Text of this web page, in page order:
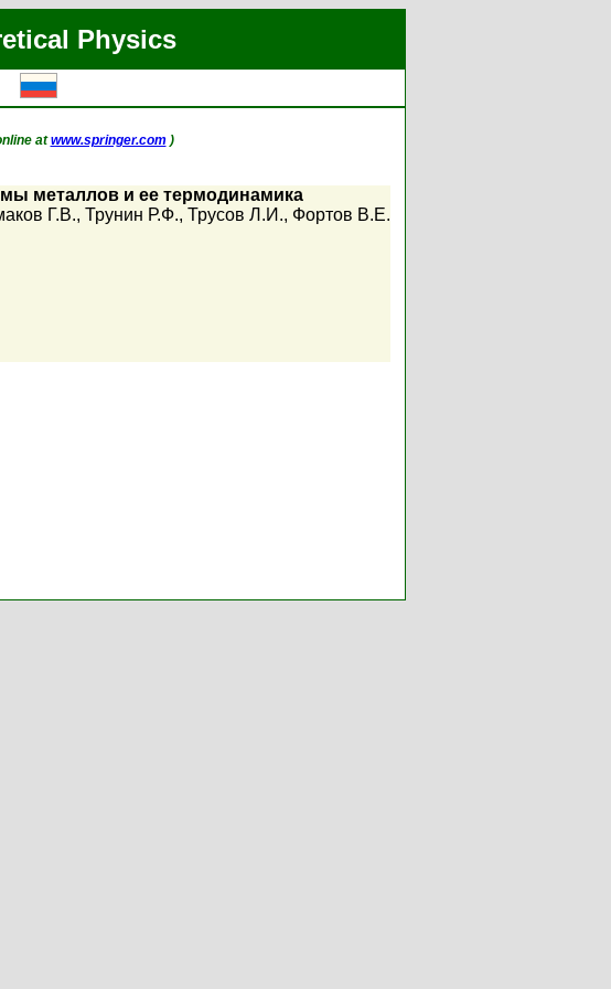
Physics
atwww.springer.com)
металлов и ее термодинамика
Г.В., Трунин Р.Ф., Трусов Л.И., Фортов В.Е.